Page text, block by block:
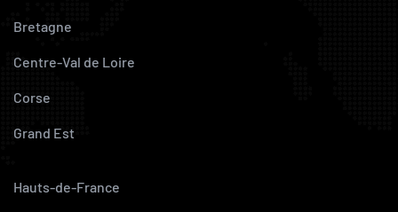
Bretagne
Centre-Val de Loire
Corse
Grand Est
Hauts-de-France